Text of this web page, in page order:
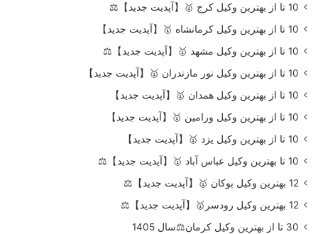
10 تا از بهترین وکیل کرج 🥇【آپدیت جدید】⚖️
10 تا از بهترین وکیل کرمانشاه 🥇【آپدیت جدید】
10 تا از بهترین وکیل مشهد 🥇【آپدیت جدید】⚖️
10 تا از بهترین وکیل نور مازندران 🥇【آپدیت جدید】
10 تا از بهترین وکیل همدان 🥇【آپدیت جدید】
10 تا از بهترین وکیل ورامین 🥇【آپدیت جدید】
10 تا از بهترین وکیل یزد 🥇【آپدیت جدید】
10 تا بهترین وکیل عباس آباد 🥇【آپدیت جدید】⚖️
12 بهترین وکیل بوکان 🥇【آپدیت جدید】⚖️
12 بهترین وکیل رودسر🥇【آپدیت جدید】⚖️
30 تا از بهترین وکیل کرمان⚖️سال 1405